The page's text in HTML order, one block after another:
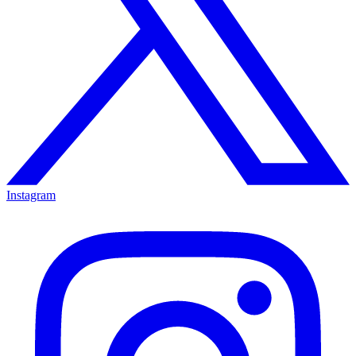
Instagram